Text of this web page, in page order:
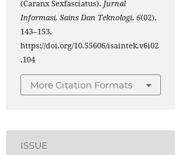
(Caranx Sexfasciatus).Jurnal
Informasi, Sains Dan Teknologi,6(02),
143–153.
https://doi.org/10.55606/isaintek.v6i02
.104
More Citation Formats
ISSUE